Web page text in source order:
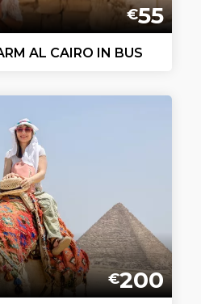
€55
AL CAIRO IN BUS
€200